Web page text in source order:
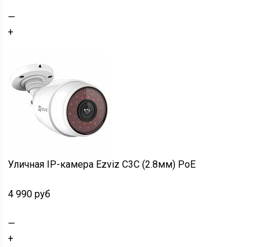
—
+
Уличная IP-камера Ezviz C3C (2.8мм) PoE
4 990 руб
—
+